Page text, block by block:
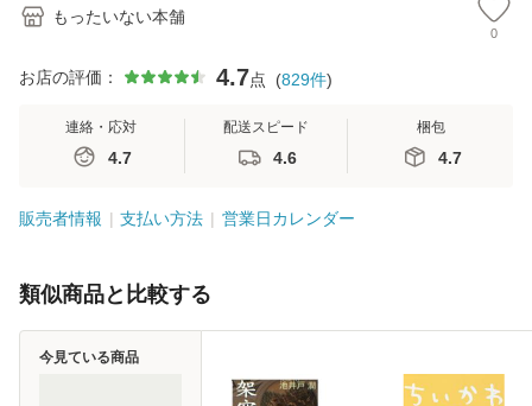
もったいない本舗
0
お店の評価： 4.7点 (829件)
連絡・応対
4.7
配送スピード
4.6
梱包
4.7
販売者情報 支払い方法 営業日カレンダー
類似商品と比較する
今見ている商品